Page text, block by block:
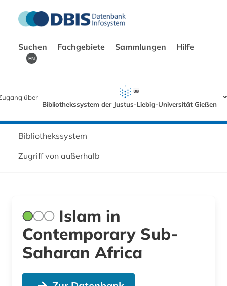
Suchen Fachgebiete Sammlungen Hilfe
EN
über
Bibliothekssystem der Justus-Liebig-Universität Gießen
Bibliothekssystem
Zugriff von außerhalb
Islam in
Contemporary Sub-
Saharan Africa